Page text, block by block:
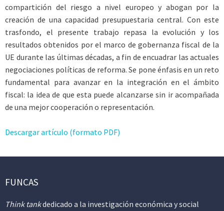
compartición del riesgo a nivel europeo y abogan por la
creación de una capacidad presupuestaria central. Con este
trasfondo, el presente trabajo repasa la evolución y los
resultados obtenidos por el marco de gobernanza fiscal de la
UE durante las últimas décadas, a fin de encuadrar las actuales
negociaciones políticas de reforma. Se pone énfasis en un reto
fundamental para avanzar en la integración en el ámbito
fiscal: la idea de que esta puede alcanzarse sin ir acompañada
de una mejor cooperación o representación.
Descargar artículo (formato PDF)
FUNCAS
Think tankdedicado a la investigación económica y social